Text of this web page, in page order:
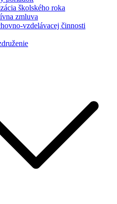
školského roka
zmluva
vzdelávacej činnosti